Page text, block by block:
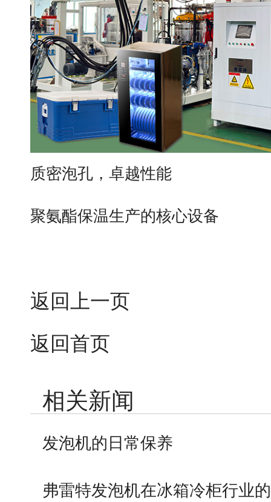
质密泡孔，卓越性能
聚氨酯保温生产的核心设备
返回上一页
返回首页
相关新闻
发泡机的日常保养
弗雷特发泡机在冰箱冷柜行业